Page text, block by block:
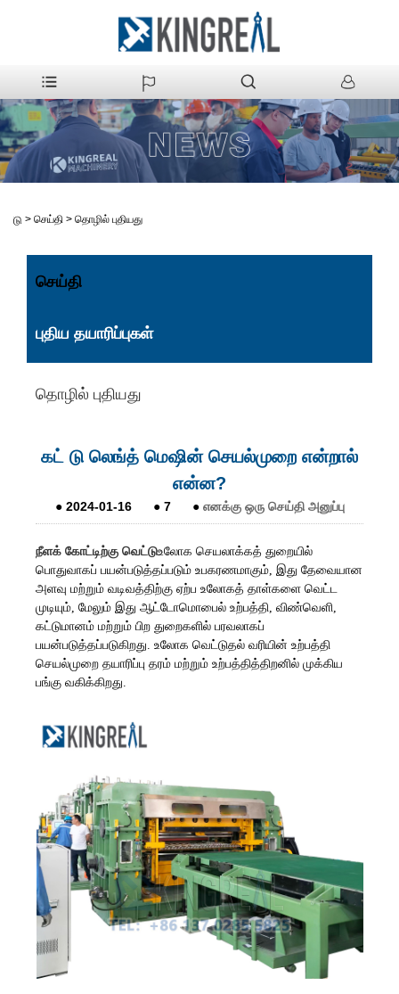
வீடு > செய்தி > தொழில் புதியது
செய்தி
புதிய தயாரிப்புகள்
தொழில் புதியது
கட் டு லெங்த் மெஷின் செயல்முறை என்றால்
என்ன?
● 2024-01-16 ● 7 ● எனக்கு ஒரு செய்தி அனுப்பு
நீளக் கோட்டிற்கு வெட்டுஉலோக செயலாக்கத் துறையில்
பொதுவாகப் பயன்படுத்தப்படும் உபகரணமாகும், இது தேவையான
அளவு மற்றும் வடிவத்திற்கு ஏற்ப உலோகத் தாள்களை வெட்ட
முடியும், மேலும் இது ஆட்டோமொபைல் உற்பத்தி, விண்வெளி,
கட்டுமானம் மற்றும் பிற துறைகளில் பரவலாகப்
பயன்படுத்தப்படுகிறது. உலோக வெட்டுதல் வரியின் உற்பத்தி
செயல்முறை தயாரிப்பு தரம் மற்றும் உற்பத்தித்திறனில் முக்கிய
பங்கு வகிக்கிறது.